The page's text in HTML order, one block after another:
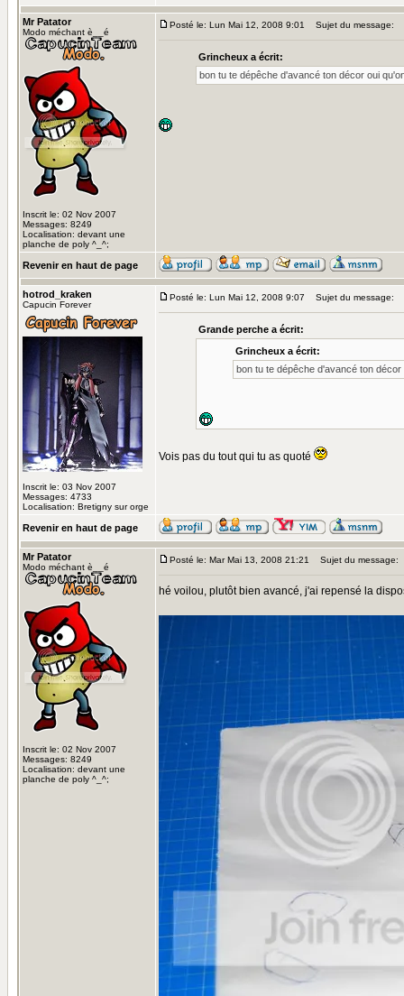
Mr Patator
Modo méchant è__é
Inscrit le: 02 Nov 2007
Messages: 8249
Localisation: devant une
planche de poly ^_^;
Posté le: Lun Mai 12, 2008 9:01 Sujet du message:
Grincheux a écrit:
bon tu te dépêche d'avancé ton décor oui
Revenir en haut de page
hotrod_kraken
Capucin Forever
Inscrit le: 03 Nov 2007
Messages: 4733
Localisation: Bretigny sur orge
Posté le: Lun Mai 12, 2008 9:07 Sujet du message:
Grande perche a écrit:
Grincheux a écrit:
bon tu te dépêche d'avancé ton décor
Vois pas du tout qui tu as quoté
Revenir en haut de page
Mr Patator
Modo méchant è__é
Inscrit le: 02 Nov 2007
Messages: 8249
Localisation: devant une
planche de poly ^_^;
Posté le: Mar Mai 13, 2008 21:21 Sujet du message:
hé voilou, plutôt bien avancé, j'ai repensé la